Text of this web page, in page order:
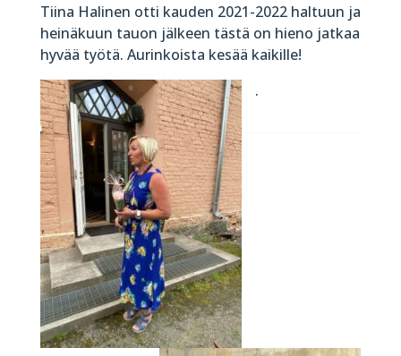
Tiina Halinen otti kauden 2021-2022 haltuun ja
heinäkuun tauon jälkeen tästä on hieno jatkaa
hyvää työtä. Aurinkoista kesää kaikille!
.